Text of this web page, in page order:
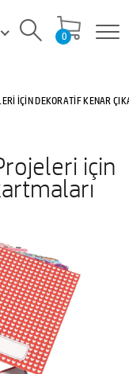
0
IÇIN DEKORATIF KENAR
için